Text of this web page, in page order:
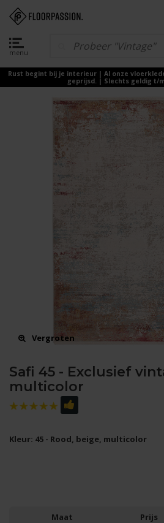
menu
Rust begint bij je interieur | Al onze
geprijsd. | Slechts geldig t/
Vergroten
Safi 45 - Exclusief
multicolor
Kleur: 45 - Rood, beige, multicolor
Maat Prijs